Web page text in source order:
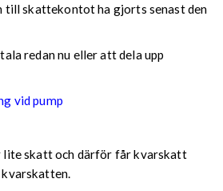
till skattekontot ha gjorts senast den
redan nu eller att dela upp
vid pump
lite skatt och därför får kvarskatt
kvarskatten.